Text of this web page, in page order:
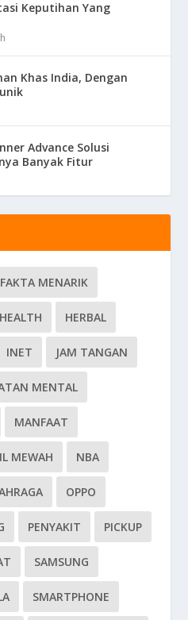
Keputihan Yang
Khas India, Dengan
Advance Solusi
Banyak Fitur
FAKTA MENARIK
HEALTH HERBAL
INET JAM TANGAN
MENTAL
MANFAAT
MEWAH NBA
OPPO
PENYAKIT PICKUP
SAMSUNG
SMARTPHONE